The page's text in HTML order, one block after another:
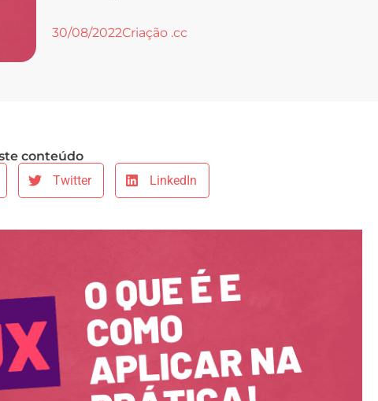
30/08/2022Criação .cc
conteúdo
Twitter LinkedIn